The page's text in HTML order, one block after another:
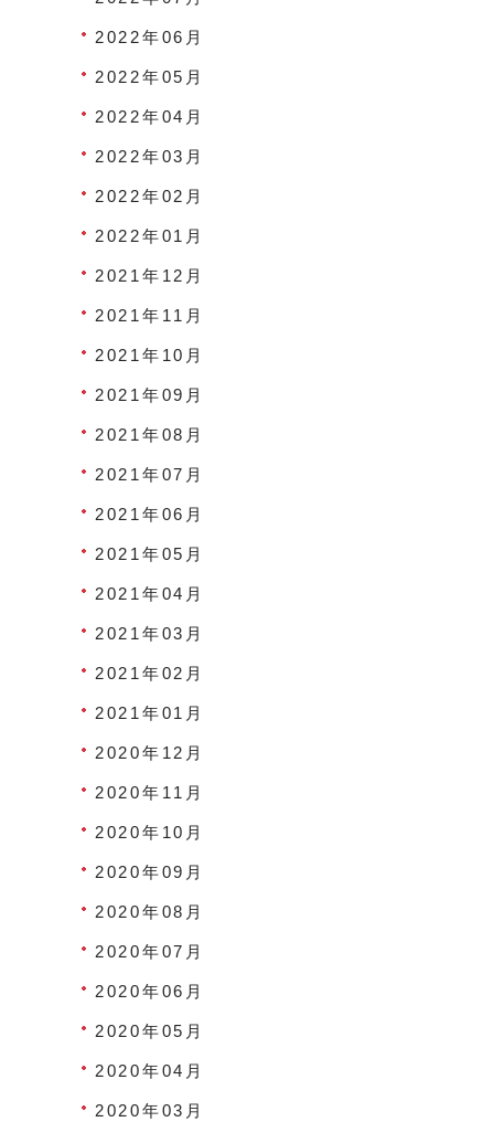
2022年06月
2022年05月
2022年04月
2022年03月
2022年02月
2022年01月
2021年12月
2021年11月
2021年10月
2021年09月
2021年08月
2021年07月
2021年06月
2021年05月
2021年04月
2021年03月
2021年02月
2021年01月
2020年12月
2020年11月
2020年10月
2020年09月
2020年08月
2020年07月
2020年06月
2020年05月
2020年04月
2020年03月